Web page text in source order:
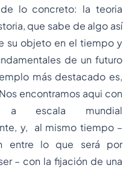
lo concreto: la teoria
que sabe de algo así
su objeto en el tiempo y
de un futuro
más destacado es,
encontramos aqui con
a escala mundial
y, al mismo tiempo –
entre lo que será por
– con la fijación de una